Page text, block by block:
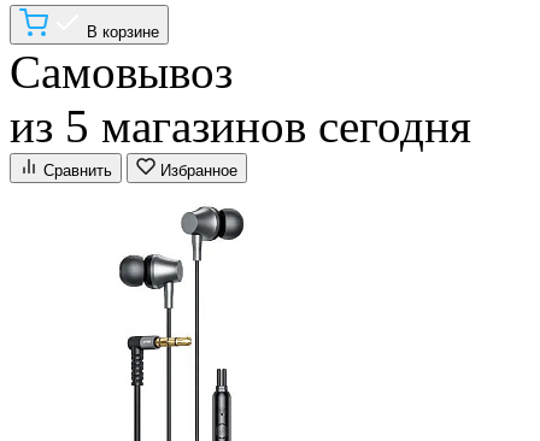
В корзине
Самовывоз
из 5 магазинов сегодня
Сравнить Избранное